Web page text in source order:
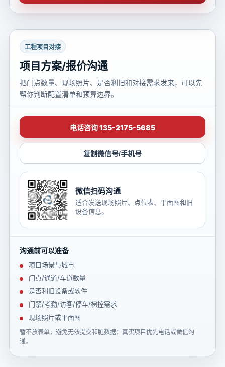
工程项目对接
项目方案/报价沟通
把门点数量、现场照片、是否利旧和对接需求发来，可以先
帮你判断配置清单和预算边界。
电话咨询 135-2175-5685
复制微信号/手机号
微信扫码沟通
适合发送现场照片、点位表、平面图和旧
设备信息。
沟通前可以准备
项目场景与城市
门点/通道/车道数量
是否利旧设备或软件
门禁/考勤/访客/停车/梯控需求
现场照片或平面图
暂不放表单，避免无效提交和脏数据；真实项目优先电话或微信沟
通。